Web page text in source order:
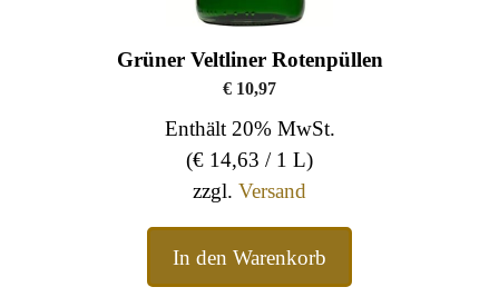
Grüner Veltliner Rotenpüllen
€ 10,97
Enthält 20% MwSt.
(€ 14,63 / 1 L)
zzgl. Versand
In den Warenkorb